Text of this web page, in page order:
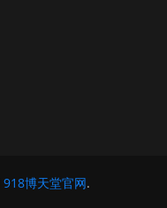
918博天堂官网.